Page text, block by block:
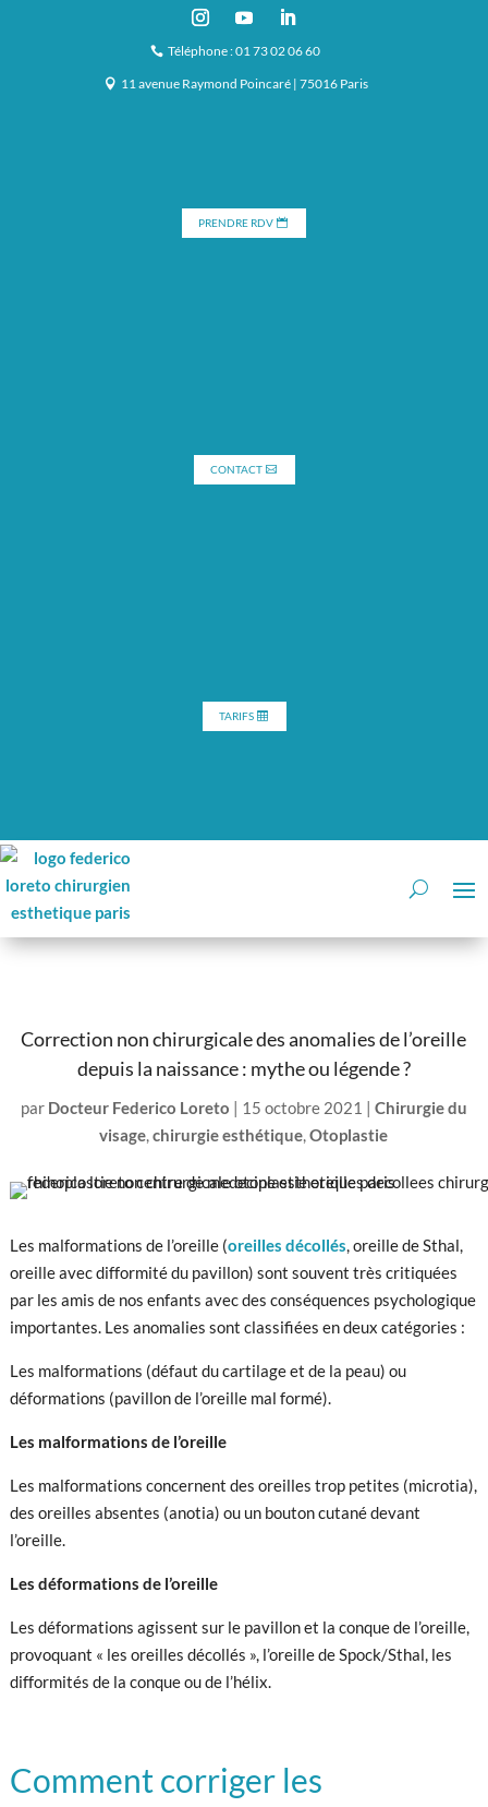
Téléphone : 01 73 02 06 60
11 avenue Raymond Poincaré | 75016 Paris
PRENDRE RDV
CONTACT
TARIFS
Correction non chirurgicale des anomalies de l’oreille
depuis la naissance : mythe ou légende ?
par Docteur Federico Loreto | 15 octobre 2021 | Chirurgie du
visage ,chirurgie esthétique ,Otoplastie
Les malformations de l’oreille (oreilles décollés , oreille de Sthal,
oreille avec difformité du pavillon) sont souvent très critiquées
par les amis de nos enfants avec des conséquences psychologique
importantes. Les anomalies sont classifiées en deux catégories :
Les malformations (défaut du cartilage et de la peau) ou
déformations (pavillon de l’oreille mal formé).
Les malformations de l’oreille
Les malformations concernent des oreilles trop petites (microtia),
des oreilles absentes (anotia) ou un bouton cutané devant
l’oreille.
Les déformations de l’oreille
Les déformations agissent sur le pavillon et la conque de l’oreille,
provoquant « les oreilles décollés », l’oreille de Spock/Sthal, les
difformités de la conque ou de l’hélix.
Comment corriger les